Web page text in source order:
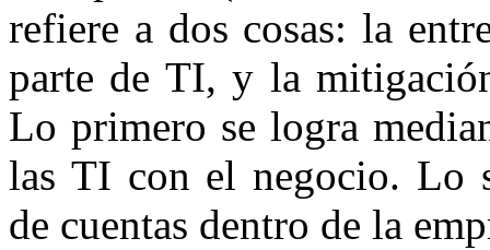
refiere a dos cosas: la
parte de TI, y la
Lo primero se logra
las TI con el negocio. Lo
de cuentas dentro de la